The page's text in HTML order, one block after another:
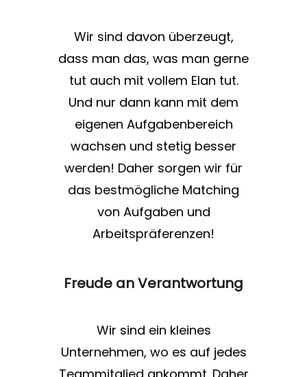
Wir sind davon überzeugt,
dass man das, was man gerne
tut auch mit vollem Elan tut.
Und nur dann kann mit dem
eigenen Aufgabenbereich
wachsen und stetig besser
werden! Daher sorgen wir für
das bestmögliche Matching
von Aufgaben und
Arbeitspräferenzen!
Freude an Verantwortung
Wir sind ein kleines
Unternehmen, wo es auf jedes